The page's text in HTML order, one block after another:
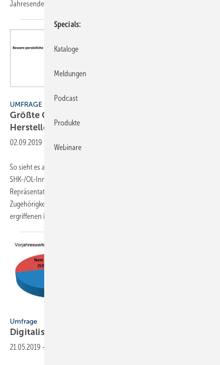
Jahresende 2020 lässt
UMFRAGE
Größte Gefahr: Abwerbung durch Handel und
Hersteller
02.09.2019
So sieht es aus: Eine vom Fachverband SHK Bayern unter den
SHK-/OL-Innungsfachbetrieben Anfang des Jahres durchgeführte
Repräsentativ-Umfrage gibt Aufschluss über die Länge der
Zugehörigkeit, den Grund für den Wechsel der Mitarbeiter sowie die
ergriffenen Maßnahmen zur Abwehr
Umfrage
Digitalisierung auf dem
21.05.2019 -
Specials
Kataloge
Meldungen
Podcast
Produkte
Webinare